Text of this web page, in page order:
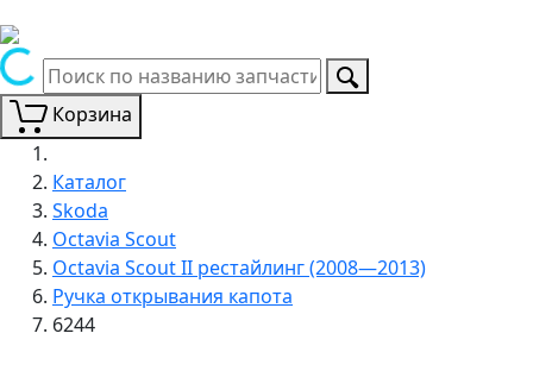
Корзина
Каталог
Skoda
Octavia Scout
Octavia Scout II рестайлинг (2008—2013)
Ручка открывания капота
6244